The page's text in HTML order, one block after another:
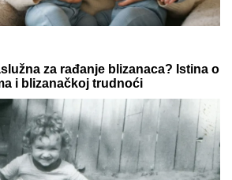
U teretnom vozilu otkriveni
zaplenjeno 85 kilograma droge!
MUSLIMANSKOG PARA NA